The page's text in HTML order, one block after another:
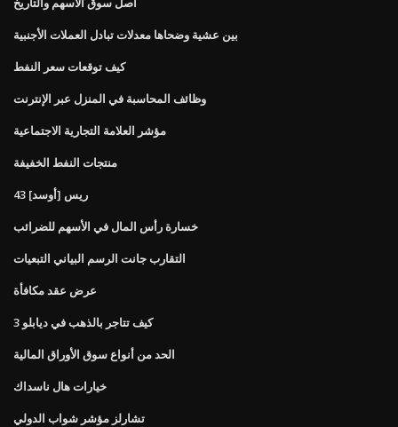
بين عشية وضحاها معدلات تبادل العملات الأجنبية
كيف توقعات سعر النفط
وظائف المحاسبة في المنزل عبر الإنترنت
مؤشر العلامة التجارية الاجتماعية
منتجات النفط الخفيفة
43 ريس [أوسد]
خسارة رأس المال في الأسهم للضرائب
التقارب جانت الرسم البياني التبعيات
عرض عقد مكافأة
كيف تتاجر بالذهب في ديابلو 3
الحد من أنواع سوق الأوراق المالية
خيارات هال ناسداك
تشارلز مؤشر شواب الدولي